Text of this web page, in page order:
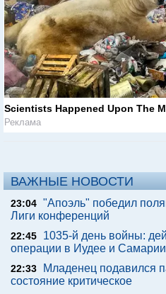
Scientists Happened Upon The
Реклама
ВАЖНЫЕ НОВОСТИ
23:04 "Апоэль" победил
Лиги конференций
22:45
1035-й день войны:
операции в Иудее и Самарии
22:33
Младенец подавился
состояние критическое